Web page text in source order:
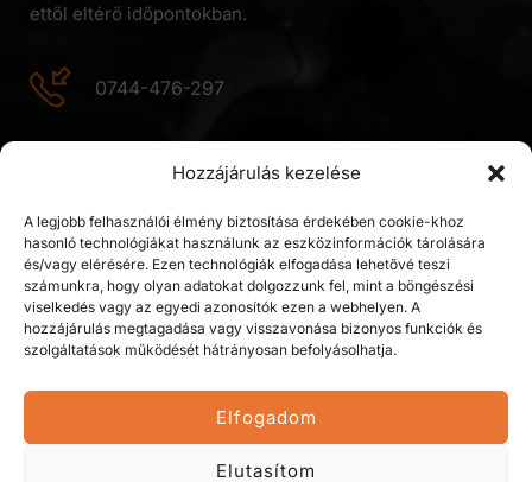
Hozzájárulás kezelése
A legjobb felhasználói élmény biztosítása érdekében cookie-khoz
hasonló technológiákat használunk az eszközinformációk tárolására
és/vagy elérésére. Ezen technológiák elfogadása lehetővé teszi
számunkra, hogy olyan adatokat dolgozzunk fel, mint a böngészési
viselkedés vagy az egyedi azonosítók ezen a webhelyen. A
hozzájárulás megtagadása vagy visszavonása bizonyos funkciók és
szolgáltatások működését hátrányosan befolyásolhatja.
Elfogadom
Elutasítom
ettől eltérő időpontokban.
0744-476-297
Liliacului utca 1 szám,
Szamosújvárnémeti 407410,
Kolozs megye,
Románia